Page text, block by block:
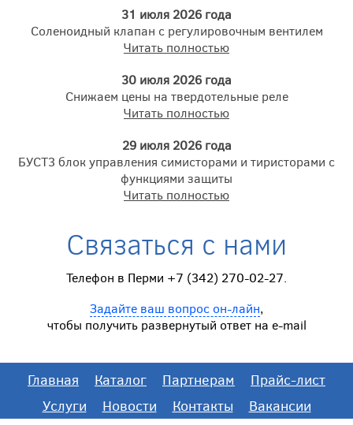
31 июля 2026 года
Соленоидный клапан с регулировочным вентилем
Читать полностью
30 июля 2026 года
Снижаем цены на твердотельные реле
Читать полностью
29 июля 2026 года
БУСТ3 блок управления симисторами и тиристорами с
функциями защиты
Читать полностью
Связаться с нами
Телефон в Перми +7 (342) 270-02-27.
Задайте ваш вопрос он-лайн,
чтобы получить развернутый ответ на e-mail
Главная Каталог Партнерам
Прайс-лист
Услуги
Новости Контакты Вакансии